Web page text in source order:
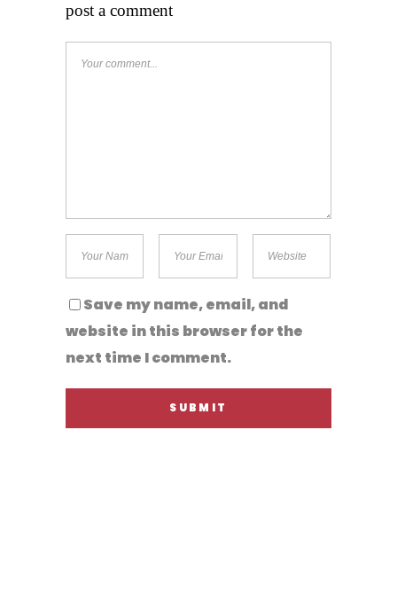
post a comment
Save my name, email, and
website in this browser for the
next time I comment.